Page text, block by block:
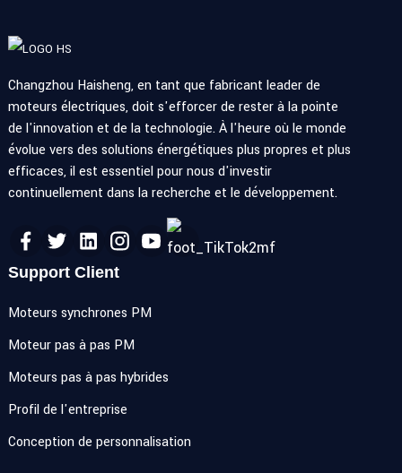
Changzhou Haisheng, en tant que fabricant leader de
moteurs électriques, doit s'efforcer de rester à la pointe
de l'innovation et de la technologie. À l'heure où le monde
évolue vers des solutions énergétiques plus propres et plus
efficaces, il est essentiel pour nous d'investir
continuellement dans la recherche et le développement.
Support Client
Moteurs synchrones PM
Moteur pas à pas PM
Moteurs pas à pas hybrides
Profil de l'entreprise
Conception de personnalisation